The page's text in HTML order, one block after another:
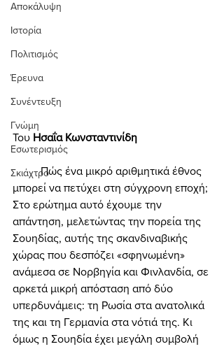
Αποκάλυψη
Ιστορία
Πολιτισμός
Έρευνα
Συνέντευξη
Γνώμη
Εσωτερισμός
Σκιάχτρο
Του Ησαΐα Κωνσταντινίδη
	Πώς ένα μικρό αριθμητικά έθνος
μπορεί να πετύχει στη σύγχρονη εποχή;
Στο ερώτημα αυτό έχουμε την
απάντηση, μελετώντας την πορεία της
Σουηδίας, αυτής της σκανδιναβικής
χώρας που δεσπόζει «σφηνωμένη»
ανάμεσα σε Νορβηγία και Φινλανδία, σε
αρκετά μικρή απόσταση από δύο
υπερδυνάμεις: τη Ρωσία στα ανατολικά
της και τη Γερμανία στα νότιά της. Κι
όμως η Σουηδία έχει μεγάλη συμβολή